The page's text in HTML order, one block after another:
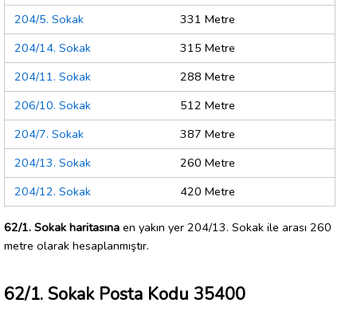
204/5. Sokak
331 Metre
204/14. Sokak
315 Metre
204/11. Sokak
288 Metre
206/10. Sokak
512 Metre
204/7. Sokak
387 Metre
204/13. Sokak
260 Metre
204/12. Sokak
420 Metre
62/1. Sokak haritasına en yakın yer 204/13. Sokak ile arası 260
metre olarak hesaplanmıştır.
62/1. Sokak Posta Kodu 35400